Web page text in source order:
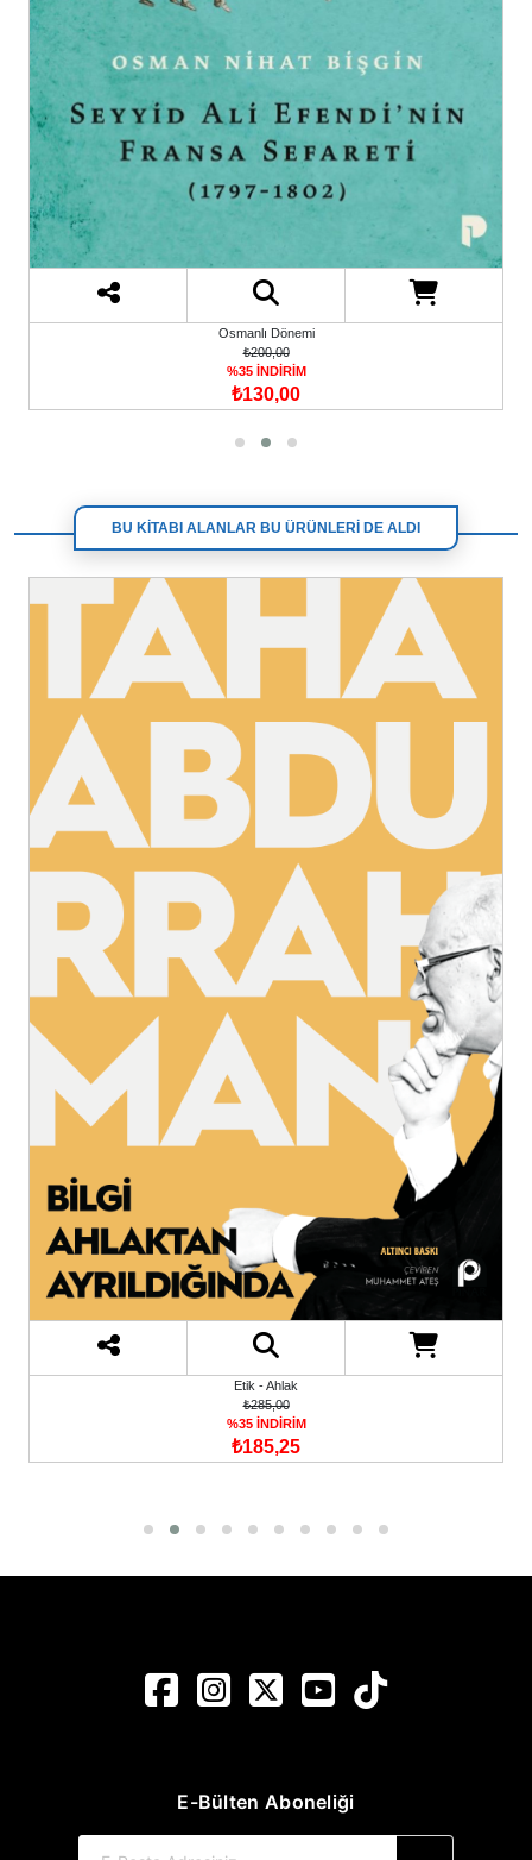
Osmanlı Dönemi
₺200,00
%35 İNDİRİM
₺130,00
BU KİTABI ALANLAR BU ÜRÜNLERİ DE ALDI
Etik - Ahlak
₺285,00
%35 İNDİRİM
₺185,25
E-Bülten Aboneliği